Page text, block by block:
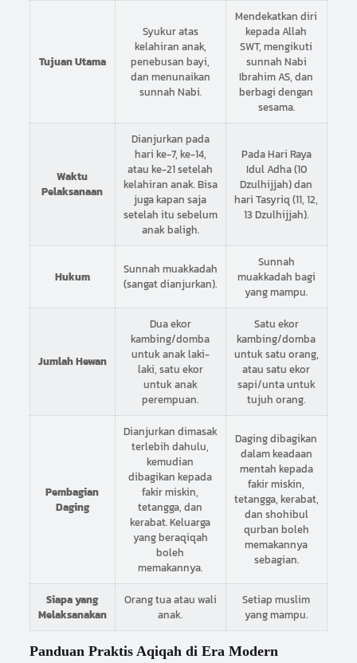
Tujuan Utama
Syukur atas
kelahiran anak,
penebusan bayi,
dan menunaikan
sunnah Nabi.
Mendekatkan diri
kepada Allah
SWT, mengikuti
sunnah Nabi
Ibrahim AS, dan
berbagi dengan
sesama.
Waktu
Pelaksanaan
Dianjurkan pada
hari ke-7, ke-14,
atau ke-21 setelah
kelahiran anak. Bisa
juga kapan saja
setelah itu sebelum
anak baligh.
Pada Hari Raya
Idul Adha (10
Dzulhijjah) dan
hari Tasyriq (11, 12,
13 Dzulhijjah).
Hukum
Sunnah muakkadah
(sangat dianjurkan).
Sunnah
muakkadah bagi
yang mampu.
Jumlah Hewan
Dua ekor
kambing/domba
untuk anak laki-
laki, satu ekor
untuk anak
perempuan.
Satu ekor
kambing/domba
untuk satu orang,
atau satu ekor
sapi/unta untuk
tujuh orang.
Pembagian
Daging
Dianjurkan dimasak
terlebih dahulu,
kemudian
dibagikan kepada
fakir miskin,
tetangga, dan
kerabat. Keluarga
yang beraqiqah
boleh
memakannya.
Daging dibagikan
dalam keadaan
mentah kepada
fakir miskin,
tetangga, kerabat,
dan shohibul
qurban boleh
memakannya
sebagian.
Siapa yang
Melaksanakan
Orang tua atau wali
anak.
Setiap muslim
yang mampu.
Panduan Praktis Aqiqah di Era Modern